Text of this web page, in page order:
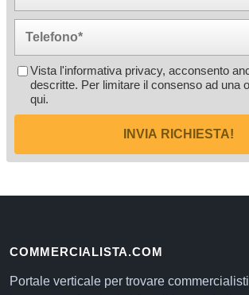
Vista l'informativa privacy, acconsento
descritte. Per limitare il consenso ad una
qui.
INVIA RICHIESTA!
COMMERCIALISTA.COM
Portale verticale per trovare